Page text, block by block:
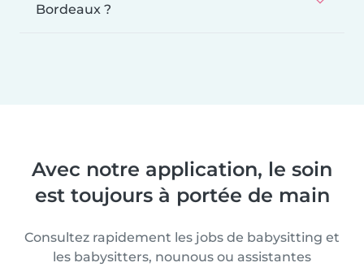
Bordeaux ?
Avec notre application, le soin
est toujours à portée de main
Consultez rapidement les jobs de babysitting et
les babysitters, nounous ou assistantes